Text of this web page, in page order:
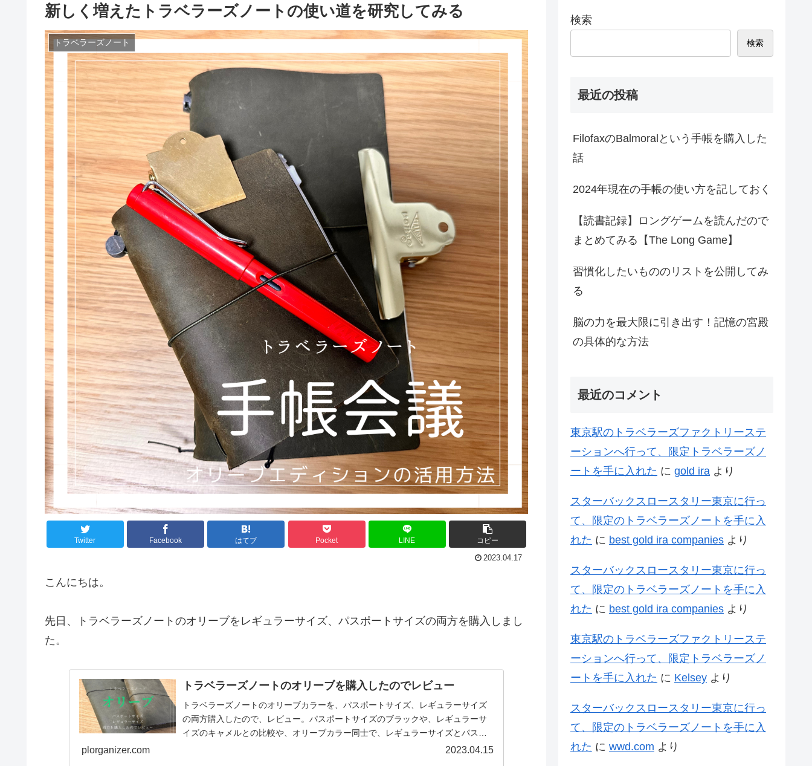
新しく増えたトラベラーズノートの使い道を研究してみる
トラベラーズノート
Twitter Facebook はてブ Pocket LINE コピー
2023.04.17
こんにちは。
先日、トラベラーズノートのオリーブをレギュラーサイズ、パスポートサイズの両方を購入しまし
た。
トラベラーズノートのオリーブを購入したのでレビュー
トラベラーズノートのオリーブカラーを、パスポートサイズ、レギュラーサイズ
の両方購入したので、レビュー。パスポートサイズのブラックや、レギュラーサ
イズのキャメルとの比較や、オリーブカラー同士で、レギュラーサイズとパスポ
plorganizer.com 2023.04.15
検索
検索
最近の投稿
FilofaxのBalmoralという手帳を購入した
話
2024年現在の手帳の使い方を記しておく
【読書記録】ロングゲームを読んだので
まとめてみる【The Long Game】
習慣化したいもののリストを公開してみ
る
脳の力を最大限に引き出す！記憶の宮殿
の具体的な方法
最近のコメント
東京駅のトラベラーズファクトリーステ
ーションへ行って、限定トラベラーズノ
ートを手に入れた に gold ira より
スターバックスロースタリー東京に行っ
て、限定のトラベラーズノートを手に入
れた に best gold ira companies より
スターバックスロースタリー東京に行っ
て、限定のトラベラーズノートを手に入
れた に best gold ira companies より
東京駅のトラベラーズファクトリーステ
ーションへ行って、限定トラベラーズノ
ートを手に入れた に Kelsey より
スターバックスロースタリー東京に行っ
て、限定のトラベラーズノートを手に入
れた に wwd.com より